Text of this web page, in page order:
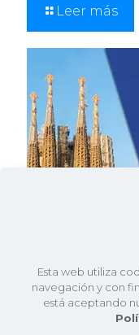
Leer más
Esta web utiliza
navegación y con
está aceptando